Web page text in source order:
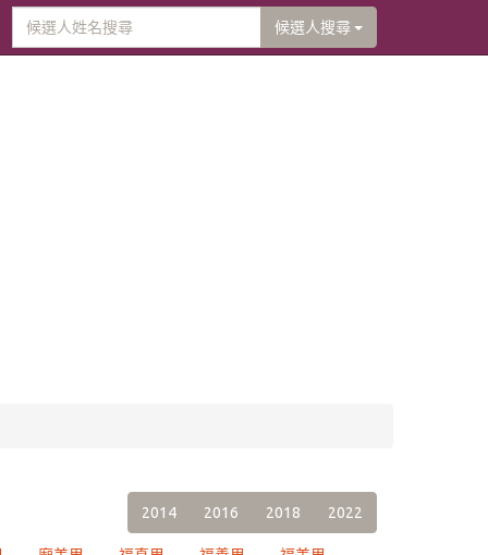
候選人搜尋
2014 2016 2018 2022